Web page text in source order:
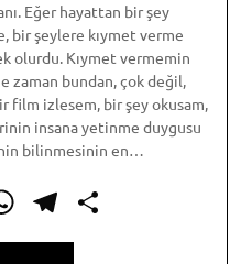
Eğer hayattan bir şey
bir şeylere kıymet verme
olurdu. Kıymet vermemin
zaman bundan, çok değil,
film izlesem, bir şey okusam,
insana yetinme duygusu
bilinmesinin en…
WhatsApp
Telegram